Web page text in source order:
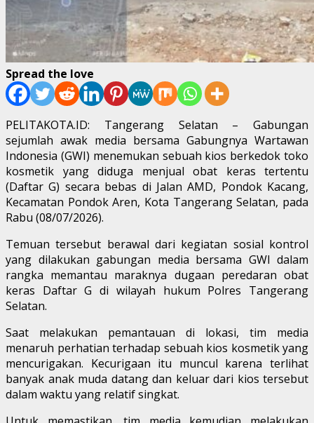
Spread the love
PELITAKOTA.ID: Tangerang Selatan – Gabungan
sejumlah awak media bersama Gabungnya Wartawan
Indonesia (GWI) menemukan sebuah kios berkedok toko
kosmetik yang diduga menjual obat keras tertentu
(Daftar G) secara bebas di Jalan AMD, Pondok Kacang,
Kecamatan Pondok Aren, Kota Tangerang Selatan, pada
Rabu (08/07/2026).
Temuan tersebut berawal dari kegiatan sosial kontrol
yang dilakukan gabungan media bersama GWI dalam
rangka memantau maraknya dugaan peredaran obat
keras Daftar G di wilayah hukum Polres Tangerang
Selatan.
Saat melakukan pemantauan di lokasi, tim media
menaruh perhatian terhadap sebuah kios kosmetik yang
mencurigakan. Kecurigaan itu muncul karena terlihat
banyak anak muda datang dan keluar dari kios tersebut
dalam waktu yang relatif singkat.